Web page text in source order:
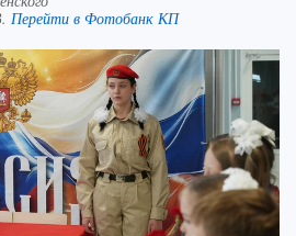
Перейти в Фотобанк КП